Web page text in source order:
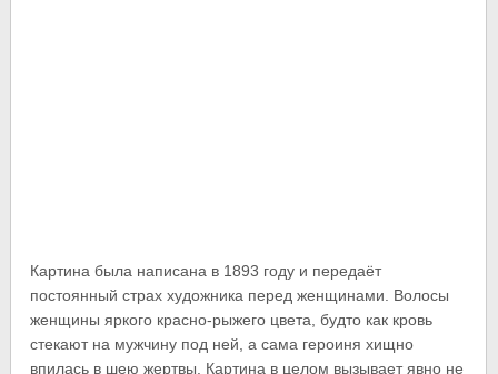
Картина была написана в 1893 году и передаёт
постоянный страх художника перед женщинами. Волосы
женщины яркого красно-рыжего цвета, будто как кровь
стекают на мужчину под ней, а сама героиня хищно
впилась в шею жертвы. Картина в целом вызывает явно не